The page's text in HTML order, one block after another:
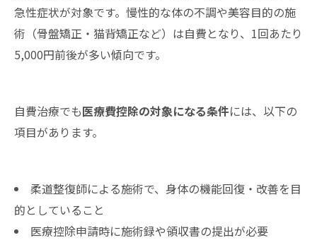
急性症状が対象です。慢性的な体の不調や美容目的の施
術（骨盤矯正・猫背矯正など）は自費となり、1回あたり
5,000円前後が多い傾向です。
自費治療でも医療費控除の対象になる条件には、以下の
項目があります。
柔道整復師による施術で、身体の機能回復・改善を目
的としていること
医療控除申請時に施術録や領収書の提出が必要